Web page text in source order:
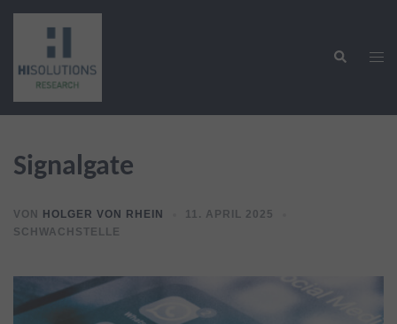
Zum
springen
Suche
Signalgate
VON HOLGER VON RHEIN
11. APRIL 2025
SCHWACHSTELLE